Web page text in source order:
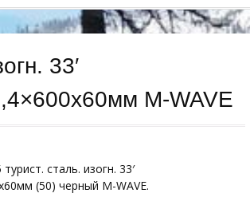
33′
M-WAVE
сталь. изогн. 33′
(50) черный M-WAVE.